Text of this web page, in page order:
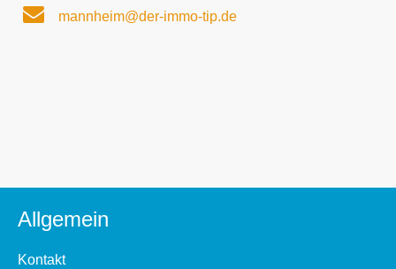
mannheim@der-immo-tip.de
Allgemein
Kontakt